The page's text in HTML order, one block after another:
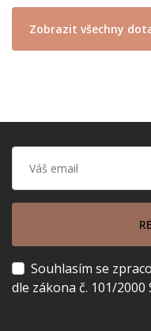
Zobrazit všechny
Souhlasím se
dle zákona č. 101/